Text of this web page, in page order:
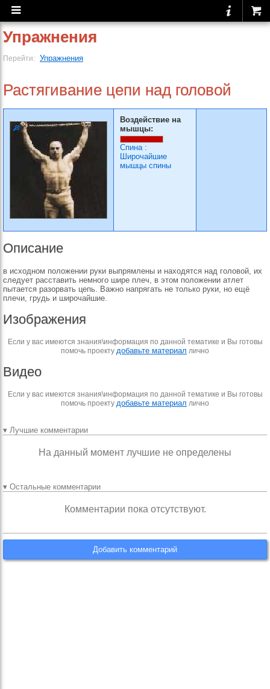
Упражнения
Перейти: Упражнения
Растягивание цепи над головой
Воздействие на
мышцы:
Спина:
Широчайшие
мышцы спины
Описание
в исходном по­ложении руки выпрямле­ны и находятся над голо­вой, их
следует расста­вить немного шире плеч, в этом положении атлет
пытается разорвать цепь. Важно напрягать не толь­ко руки, но ещё
плечи, грудь и широчайшие.
Изображения
Если у вас имеются знания\информация по данной тематике и Вы готовы
помочь проекту добавьте материал лично
Видео
Если у вас имеются знания\информация по данной тематике и Вы готовы
помочь проекту добавьте материал лично
▾ Лучшие комментарии
На данный момент лучшие не определены
▾ Остальные комментарии
Комментарии пока отсутствуют.
Добавить комментарий